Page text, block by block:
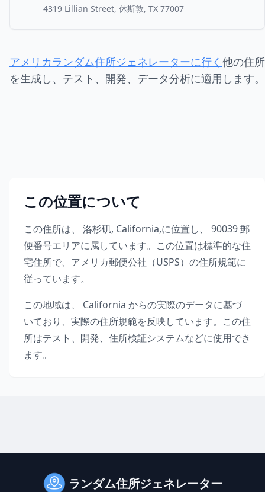
4319 Lillian Street, 休斯敦, TX 77007
アメリカランダム住所ジェネレーターに行く 他の住所
を生成し、テスト、開発、データ分析に適用します。
この位置について
この住所は、 洛杉矶, California,に位置し、 90039郵
便番号エリアに属しています。この位置は標準的な住
宅住所で、アメリカ郵便公社（USPS）の住所規範に
従っています。
この地域は、
California からの実際のデータに基づ
いており、実際の住所規範を反映しています。この住
所はテスト、開発、住所検証システムなどに使用でき
ます。
ランダム住所ジェネレーター